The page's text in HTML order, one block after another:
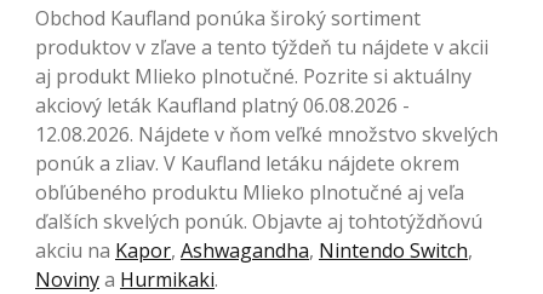
Obchod Kaufland ponúka široký sortiment
produktov v zľave a tento týždeň tu nájdete v akcii
aj produkt Mlieko plnotučné. Pozrite si aktuálny
akciový leták Kaufland platný 06.08.2026 -
12.08.2026. Nájdete v ňom veľké množstvo skvelých
ponúk a zliav. V Kaufland letáku nájdete okrem
obľúbeného produktu Mlieko plnotučné aj veľa
ďalších skvelých ponúk. Objavte aj tohtotýždňovú
akciu na Kapor, Ashwagandha, Nintendo Switch,
Novinya Hurmikaki.